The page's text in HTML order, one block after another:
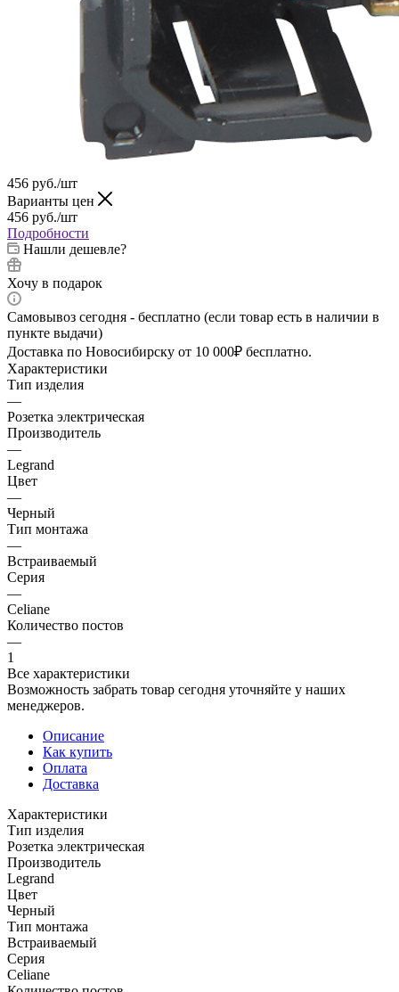
456 руб./шт
Варианты цен
456 руб./шт
Подробности
Нашли дешевле?
Хочу в подарок
Самовывоз сегодня - бесплатно (если товар есть в наличии в
пункте выдачи)
Доставка по Новосибирску от 10 000₽ бесплатно.
Характеристики
Тип изделия
—
Розетка электрическая
Производитель
—
Legrand
Цвет
—
Черный
Тип монтажа
—
Встраиваемый
Серия
—
Celiane
Количество постов
—
1
Все характеристики
Возможность забрать товар сегодня уточняйте у наших
менеджеров.
Описание
Как купить
Оплата
Доставка
Характеристики
Тип изделия
Розетка электрическая
Производитель
Legrand
Цвет
Черный
Тип монтажа
Встраиваемый
Серия
Celiane